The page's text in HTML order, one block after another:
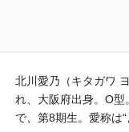
北川愛乃（キタガワ
れ、大阪府出身。O型
で、第8期生。愛称は“